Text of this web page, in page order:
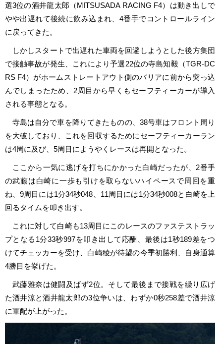
選3位の酒井龍太郎（MITSUSADA RACING F4）は動き出しで
やや出遅れて後続に飲み込まれ、4番手でコントロールライン
に戻ってきた。
しかしスタートで出遅れた車両を回避しようとした後方集団
で接触事故が発生、これにより予選22位の寺島知毅（TGR-DC
RS F4）がホームストレートアウト側のバリアに前から突っ込
んでしまったため、2周目から早くもセーフティーカーが導入
される事態となる。
寺島は自分で車を降りてきたものの、38号車はフロント周り
を大破しており、これを回収するためにセーフティーカーラン
は4周に及び、5周目にようやくレースは再開となった。
ここから一気に逃げを打ちにかかった白崎だったが、2番手
の武藤は白崎に一歩も引けを取らないハイペースで周回を重
ね、9周目には1分34秒048、11周目には1分34秒008と白崎を上
回るタイムを叩き出す。
これに対して白崎も13周目にこのレースのファステストラッ
プとなる1分33秒997を叩き出して応酬、最後は1秒189差をつ
けてチェッカーを受け、白崎稜が待望の今季初勝利、自身通算
4勝目を挙げた。
武藤雅奈は健闘及ばず2位。そして最後まで接戦を繰り広げ
た酒井涼と酒井龍太郎の3位争いは、わずか0秒258差で酒井涼
に軍配が上がった。